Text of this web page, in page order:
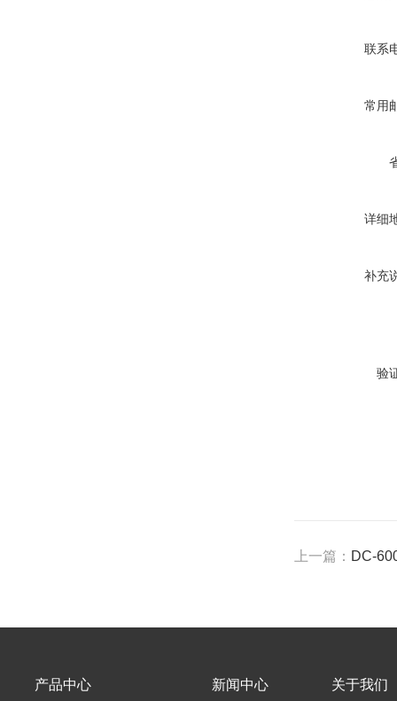
联系
常用
详细
补充
验
上一篇： DC-
产品中心 新闻中心 关于我们